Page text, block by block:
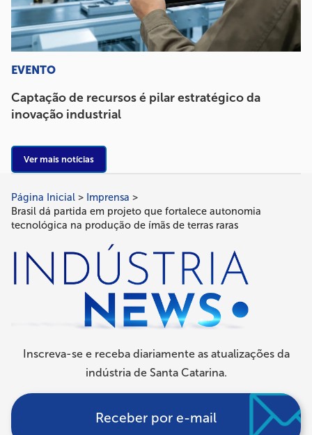
EVENTO
Captação de recursos é pilar estratégico da
inovação industrial
Ver mais notícias
Trilha
de
navegação
Página Inicial
Imprensa
Brasil dá partida em projeto que fortalece autonomia
tecnológica na produção de ímãs de terras raras
Inscreva-se e receba diariamente as atualizações da
indústria de Santa Catarina.
Receber por e-mail